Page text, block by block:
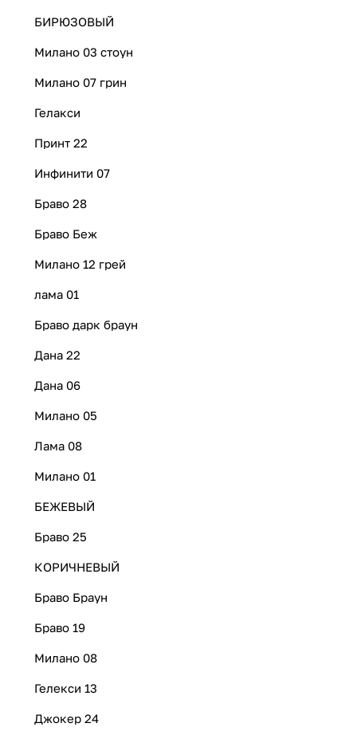
БИРЮЗОВЫЙ
Милано 03 стоун
Милано 07 грин
Гелакси
Принт 22
Инфинити 07
Браво 28
Браво Беж
Милано 12 грей
лама 01
Браво дарк браун
Дана 22
Дана 06
Милано 05
Лама 08
Милано 01
БЕЖЕВЫЙ
Браво 25
КОРИЧНЕВЫЙ
Браво Браун
Браво 19
Милано 08
Гелекси 13
Джокер 24